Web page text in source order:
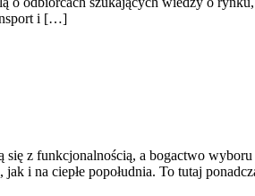
i […]
z funkcjonalnością, a bogactwo wyboru
i na ciepłe popołudnia. To tutaj